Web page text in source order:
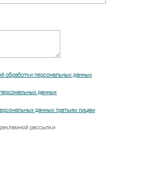
обработки персональных данных
данных
данных третьим лицам
рассылки